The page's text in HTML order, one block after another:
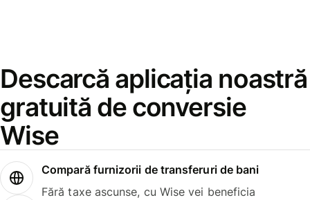
Descarcă aplicația noastră
gratuită de conversie
Wise
Compară furnizorii de transferuri de bani
Fără taxe ascunse, cu Wise vei beneficia